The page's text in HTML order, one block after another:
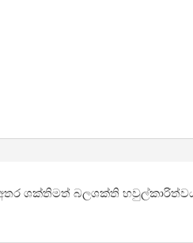
අතර ශක්තිමත් බලශක්ති